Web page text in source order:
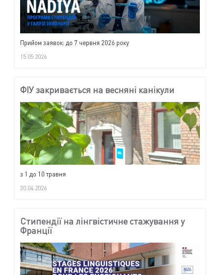
Прийом заявок: до 7 червня 2026 року
15.05.2026
ФІУ закривається на весняні канікули
з 1 до 10 травня
30.04.2026
Стипендії на лінгвістичне стажування у
Франції